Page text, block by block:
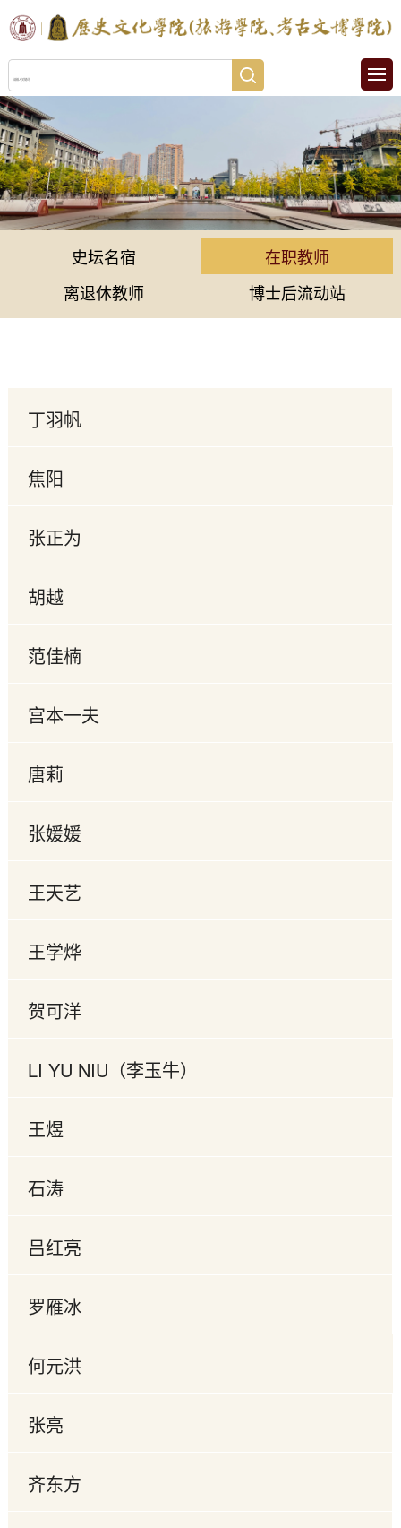
史坛名宿
在职教师
离退休教师
博士后流动站
丁羽帆
焦阳
张正为
胡越
范佳楠
宫本一夫
唐莉
张媛媛
王天艺
王学烨
贺可洋
LI YU NIU（李玉牛）
王煜
石涛
吕红亮
罗雁冰
何元洪
张亮
齐东方